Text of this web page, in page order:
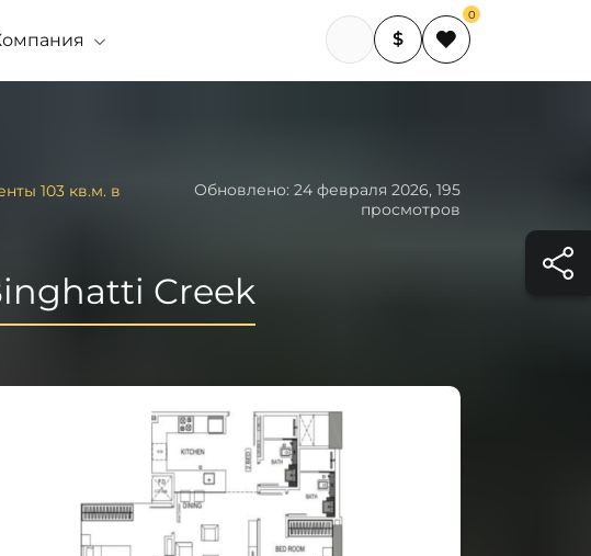
$
0
103 кв.м. в
Обновлено: 24 февраля 2026, 195
просмотров
Creek